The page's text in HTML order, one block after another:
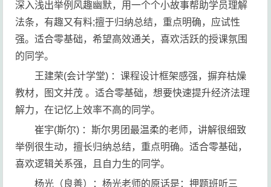
深入浅出举例风趣幽默，用一个个小故事帮助学员理解
法条，有趣又有料;擅于归纳总结，重点明确，应试性
强。适合零基础，希望高效通关，喜欢活跃的授课氛围
的同学。
王建荣(会计学堂) ：课程设计框架感强，摒弃枯燥
教材，图文并茂 。适合零基础，想要快速提升经济法理
解力，在记忆上效率不高的同学。
崔宇(斯尔) ：斯尔男团最温柔的老师，讲解很细致
举例很生动，擅长归纳总结，重点明确。适合零基础，
喜欢逻辑关系强，且自力生的同学。
杨光（良善）：杨光老师的原话是：押题班听三